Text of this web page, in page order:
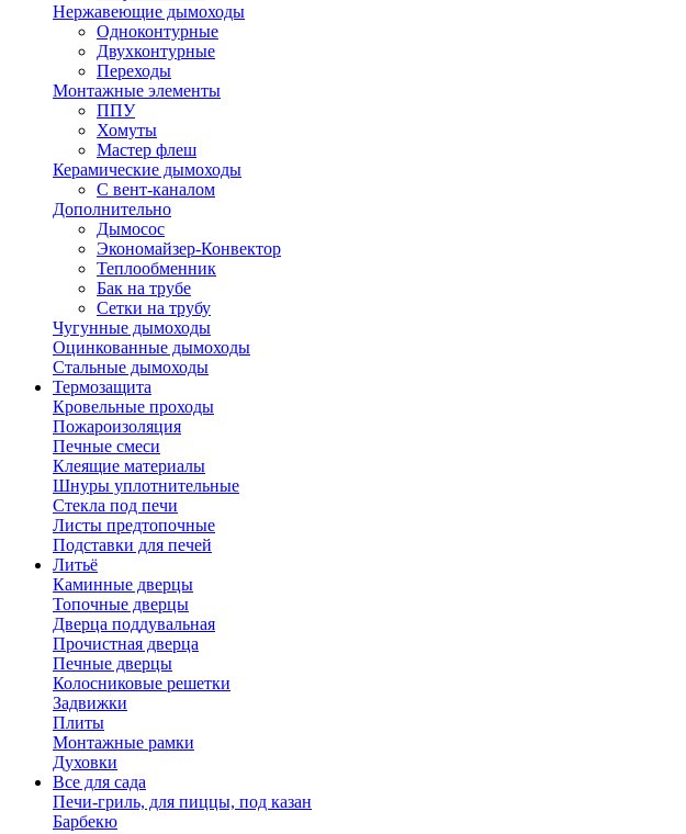
Нержавеющие дымоходы
Одноконтурные
Двухконтурные
Переходы
Монтажные элементы
ППУ
Хомуты
Мастер флеш
Керамические дымоходы
С вент-каналом
Дополнительно
Дымосос
Экономайзер-Конвектор
Теплообменник
Бак на трубе
Сетки на трубу
Чугунные дымоходы
Оцинкованные дымоходы
Стальные дымоходы
Термозащита
Кровельные проходы
Пожароизоляция
Печные смеси
Клеящие материалы
Шнуры уплотнительные
Стекла под печи
Листы предтопочные
Подставки для печей
Литьё
Каминные дверцы
Топочные дверцы
Дверца поддувальная
Прочистная дверца
Печные дверцы
Колосниковые решетки
Задвижки
Плиты
Монтажные рамки
Духовки
Все для сада
Печи-гриль, для пиццы, под казан
Барбекю